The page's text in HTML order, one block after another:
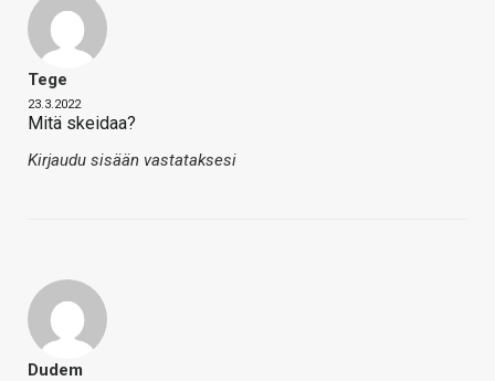
Tege
23.3.2022
Mitä skeidaa?
Kirjaudu sisään vastataksesi
Dudem